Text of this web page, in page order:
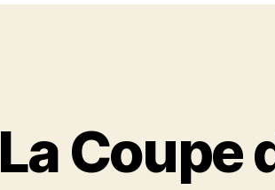
La Coupe